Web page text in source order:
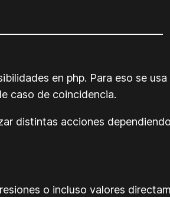
en php. Para eso se usa
caso de coincidencia.
distintas acciones
o incluso valores